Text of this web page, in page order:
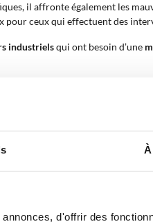
d'offrir des
il affronte également les
pour ceux qui effectuent des
industrielsqui ont besoin d’une
durs ou en
en garantissant stabilité et
la puissance, idéal pour
blocage du
lourde et